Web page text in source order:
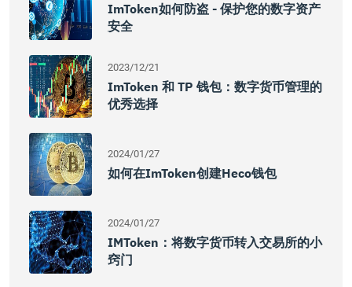
ImToken如何防盗 - 保护您的数字资产
安全
2023/12/21
ImToken 和 TP 钱包：数字货币管理的
优秀选择
2024/01/27
如何在imToken创建Heco钱包
2024/01/27
IMToken：将数字货币转入交易所的小
窍门